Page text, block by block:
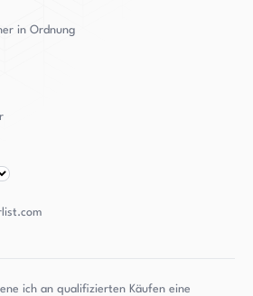
in Ordnung
ich an qualifizierten Käufen eine